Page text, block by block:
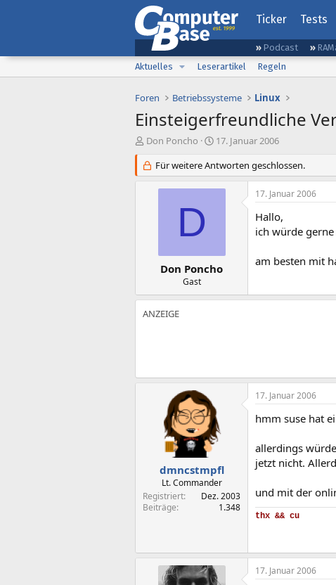
Ticker Tests
Podcast
Aktuelles
Leserartikel Regeln
Foren Betriebssysteme Linux
Einsteigerfreundliche
E
s
t
Don Poncho
E
s
t
e
m
17. Januar 2006
Für weitere Antworten geschlossen.
D
Don Poncho
Gast
17. Januar 2006
Hallo,
ich würde
am besten mit
dmncstmpfl
Lt. Commander
Registriert
Dez. 2003
Beiträge
1.348
17. Januar 2006
hmm suse hat
allerdings
jetzt nicht.
und mit der
thx && cu
17. Januar 2006